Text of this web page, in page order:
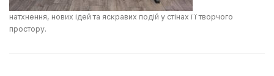
натхнення, нових ідей та яскравих подій у стінах її творчого
простору.